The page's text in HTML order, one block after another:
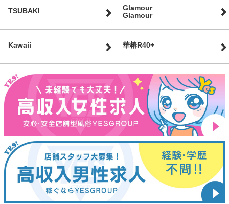
TSUBAKI
Glamour
Glamour
Kawaii 華椿R40+